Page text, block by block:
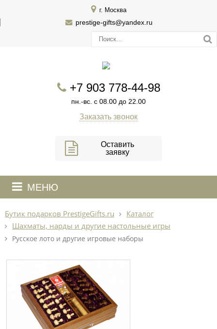
г. Москва
prestige-gifts@yandex.ru
+7 903 778-44-98
пн.-вс. с 08.00 до 22.00
Заказать звонок
Оставить
заявку
МЕНЮ
Бутик подарков PrestigeGifts.ru
Каталог
Шахматы, нарды и другие настольные игры
Русское лото и другие игровые наборы